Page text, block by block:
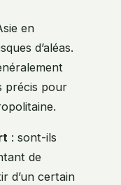
en
d’aléas.
précis pour
: sont-ils
de
d’un certain